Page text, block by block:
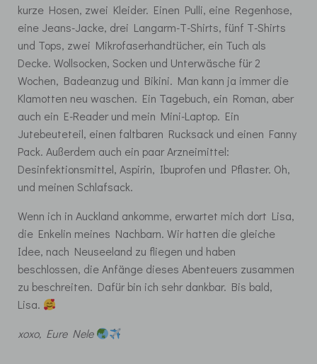
kurze Hosen, zwei Kleider. Einen Pulli, eine Regenhose,
eine Jeans-Jacke, drei Langarm-T-Shirts, fünf T-Shirts
und Tops, zwei Mikrofaserhandtücher, ein Tuch als
Decke. Wollsocken, Socken und Unterwäsche für 2
Wochen, Badeanzug und Bikini. Man kann ja immer die
Klamotten neu waschen. Ein Tagebuch, ein Roman, aber
auch ein E-Reader und mein Mini-Laptop. Ein
Jutebeuteteil, einen faltbaren Rucksack und einen Fanny
Pack. Außerdem auch ein paar Arzneimittel:
Desinfektionsmittel, Aspirin, Ibuprofen und Pflaster. Oh,
und meinen Schlafsack.
Wenn ich in Auckland ankomme, erwartet mich dort Lisa,
die Enkelin meines Nachbarn. Wir hatten die gleiche
Idee, nach Neuseeland zu fliegen und haben
beschlossen, die Anfänge dieses Abenteuers zusammen
zu beschreiten. Dafür bin ich sehr dankbar. Bis bald,
Lisa.
xoxo, Eure Nele